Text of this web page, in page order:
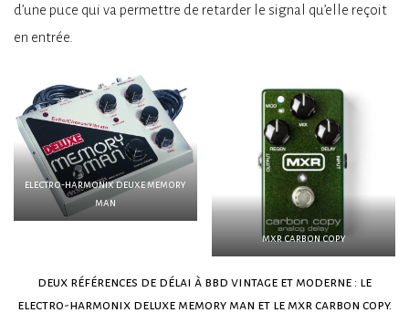
d’une puce qui va permettre de retarder le signal qu’elle reçoit
en entrée.
electro-harmonix deuxe memory
man
mxr carbon copy
deux références de délai à bbd vintage et moderne : le
electro-harmonix deluxe memory man et le mxr carbon copy.